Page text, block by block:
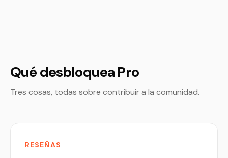
Qué desbloquea Pro
Tres cosas, todas sobre contribuir a la comunidad.
RESEÑAS